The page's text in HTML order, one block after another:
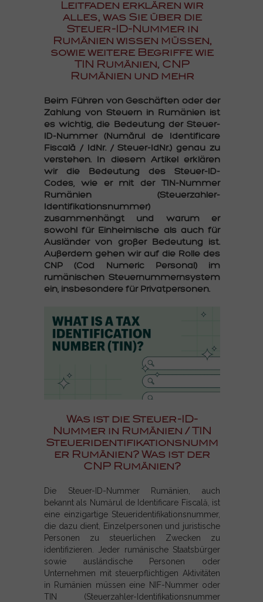
Leitfaden erklären wir
alles, was Sie über die
Steuer-ID-Nummer in
Rumänien wissen müssen,
sowie weitere Begriffe wie
TIN Rumänien, CNP
Rumänien und mehr
Beim Führen von Geschäften oder der
Zahlung von Steuern in Rumänien ist
es wichtig, die Bedeutung der Steuer-
ID-Nummer (Numărul de Identificare
Fiscală / IdNr. / Steuer-IdNr.) genau zu
verstehen. In diesem Artikel erklären
wir die Bedeutung des Steuer-ID-
Codes, wie er mit der TIN-Nummer
Rumänien (Steuerzahler-
Identifikationsnummer)
zusammenhängt und warum er
sowohl für Einheimische als auch für
Ausländer von großer Bedeutung ist.
Außerdem gehen wir auf die Rolle des
CNP (Cod Numeric Personal) im
rumänischen Steuernummernsystem
ein, insbesondere für Privatpersonen.
Was ist die Steuer-ID-
Nummer in Rumänien / TIN
Steueridentifikationsnumm
er Rumänien? Was ist der
CNP Rumänien?
Die Steuer-ID-Nummer Rumänien, auch
bekannt als Numărul de Identificare Fiscală, ist
eine einzigartige Steueridentifikationsnummer,
die dazu dient, Einzelpersonen und juristische
Personen zu steuerlichen Zwecken zu
identifizieren. Jeder rumänische Staatsbürger
sowie ausländische Personen oder
Unternehmen mit steuerpflichtigen Aktivitäten
in Rumänien müssen eine NIF-Nummer oder
TIN (Steuerzahler-Identifikationsnummer